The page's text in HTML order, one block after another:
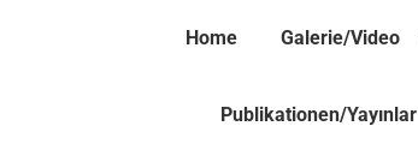
Home Galerie/Video
Publikationen/Yayınlar